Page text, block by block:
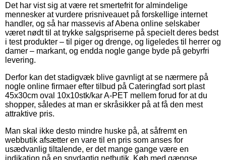
Det har vist sig at være ret smertefrit for almindelige
mennesker at vurdere prisniveauet på forskellige internet
handler, og så har massevis af Abena online selskaber
været nødt til at trykke salgspriserne på specielt deres bedst
i test produkter – til piger og drenge, og ligeledes til herrer og
damer – markant, og endda nogle gange byde på gebyrfri
levering.
Derfor kan det stadigvæk blive gavnligt at se nærmere på
nogle online firmaer efter tilbud på Cateringfad sort plast
45x30cm oval 10x10stk/kar A-PET mellem forud for at du
shopper, således at man er skråsikker på at få den mest
attraktive pris.
Man skal ikke desto mindre huske på, at såfremt en
webbutik afsætter en vare til en pris som anses for
usædvanlig tiltalende, er det mange gange være en
indikation på en snydagtig netbutik. Køb med gængse